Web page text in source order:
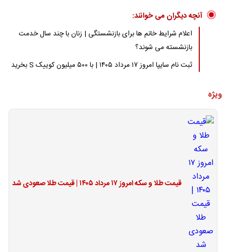
آنچه دیگران می خوانند:
اعلام شرایط خانم ها برای بازنشستگی | زنان با چند سال خدمت
بازنشسته می شوند؟
ثبت نام سایپا امروز ۱۷ مرداد ۱۴۰۵ | با ۵۰۰ میلیون کوییک S بخرید
ویژه
قیمت طلا و سکه امروز ۱۷ مرداد ۱۴۰۵ | قیمت طلا صعودی شد